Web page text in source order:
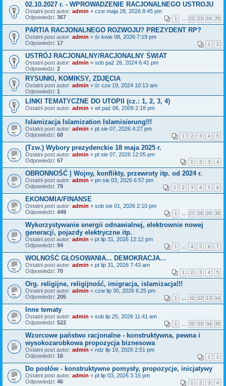
02.10.2027 r. - WPROWADZENIE RACJONALNEGO USTROJU
Ostatni post autor: admin « czw maja 28, 2026 8:45 pm
Odpowiedzi: 367 1 … 22 23 24 25
PARTIA RACJONALNEGO ROZWOJU? PREZYDENT RP?
Ostatni post autor: admin « śr kwie 08, 2026 7:19 pm
Odpowiedzi: 17 1 2
USTRÓJ RACJONALNY/RACJONALNY ŚWIAT
Ostatni post autor: admin « sob paź 26, 2024 6:41 pm
Odpowiedzi: 2
RYSUNKI, KOMIKSY, ZDJĘCIA
Ostatni post autor: admin « śr cze 19, 2024 10:13 am
Odpowiedzi: 1
LINKI TEMATYCZNE DO UTOPII (cz.: 1, 2, 3, 4)
Ostatni post autor: admin « wt paź 06, 2009 2:18 pm
Islamizacja Islamization Islamisierung!!!
Ostatni post autor: admin « pt sie 07, 2026 4:27 pm
Odpowiedzi: 68 1 2 3 4 5
(Tzw.) Wybory prezydenckie 18 maja 2025 r.
Ostatni post autor: admin « pt sie 07, 2026 12:05 pm
Odpowiedzi: 57 1 2 3 4
OBRONNOŚĆ | Wojny, konflikty, przewroty itp. od 2024 r.
Ostatni post autor: admin « pn sie 03, 2026 6:57 pm
Odpowiedzi: 79 1 2 3 4 5 6
EKONOMIA/FINANSE
Ostatni post autor: admin « sob sie 01, 2026 2:10 pm
Odpowiedzi: 449 1 … 27 28 29 30
Wykorzystywanie energii odnawialnej, elektrownie nowej
generacji, pojazdy elektryczne itp.
Ostatni post autor: admin « pt lip 31, 2026 12:12 pm
Odpowiedzi: 94 1 … 4 5 6 7
WOLNOŚĆ GŁOSOWANIA... DEMOKRACJA...
Ostatni post autor: admin « pt lip 31, 2026 7:43 am
Odpowiedzi: 70 1 2 3 4 5
Org. religijne, religijność, imigracja, islamizacja!!!
Ostatni post autor: admin « czw lip 30, 2026 6:25 pm
Odpowiedzi: 205 1 … 11 12 13 14
Inne tematy
Ostatni post autor: admin « sob lip 25, 2026 11:41 am
Odpowiedzi: 522 1 … 32 33 34 35
Wzorcowe państwo racjonalne - konstruktywna, pewna i
wysokozarobkowa propozycja biznesowa
Ostatni post autor: admin « ndz lip 19, 2026 2:51 pm
Odpowiedzi: 16 1 2
Do posłów - konstruktywne pomysły, propozycje, inicjatywy
Ostatni post autor: admin « pt lip 03, 2026 3:15 pm
Odpowiedzi: 46 1 2 3 4